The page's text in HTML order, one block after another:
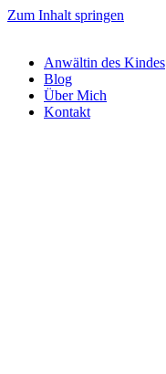
Zum Inhalt springen
Anwältin des Kindes
Blog
Über Mich
Kontakt